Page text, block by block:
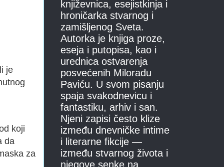
je
koji
da
za
književnica, esejistkinja i
hroničarka stvarnog i
zamišljenog Sveta.
Autorka je knjiga proze,
eseja i putopisa, kao i
urednica ostvarenja
posvećenih Miloradu
Paviću. U svom pisanju
spaja svakodnevicu i
fantastiku, arhiv i san.
Njeni zapisi često klize
između dnevničke intime
i literarne fikcije —
između stvarnog života i
njegove senke na